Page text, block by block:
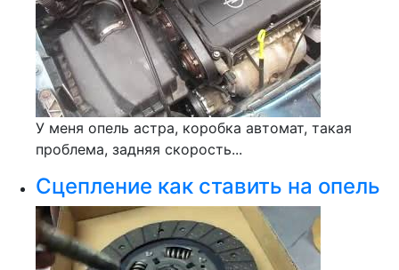
У меня опель астра, коробка автомат, такая
проблема, задняя скорость...
Сцепление как ставить на опель